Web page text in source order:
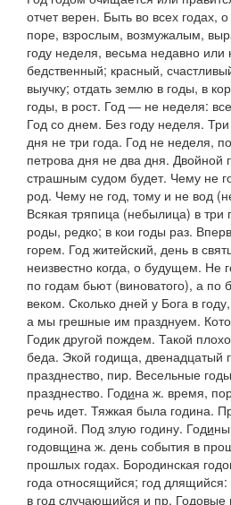
отчет верен. Быть во всех годах,
поре, взрослым, возмужалым,
году неделя, весьма недавно или
бедственный; красный,
выучку; отдать землю в годы, в
годы, в рост. Год — не неделя:
Год со днем. Без году неделя.
дня не три года. Год не неделя,
петрова дня не два дня. Двойной
страшным судом будет. Чему не
род. Чему не год, тому и не вод (
Всякая тряпица (небылица) в три
роды, редко; в кои годы раз.
горем. Год житейский, день в
неизвестно когда, о будущем. Не
по годам бьют(виноватого), а по
веком. Сколько дней у Бога в
а мы грешные им празднуем.
Годик другой пождем. Такой
беда. Экой годища, двенадцатый
празднество, пир. Весельные
празднество. Година ж. время,
речь идет. Тяжкая была година.
годиной. Под злую годину. Годины
годовщина ж. день события в
прошлых годах. Бородинская
года относящийся; год
в год случающийся и пр.